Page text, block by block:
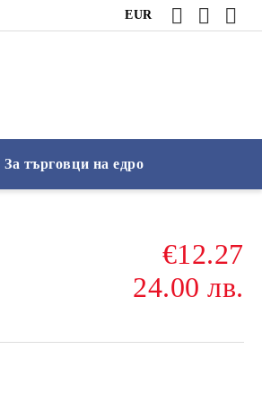
EUR
За търговци на едро
€12.27
24.00 лв.